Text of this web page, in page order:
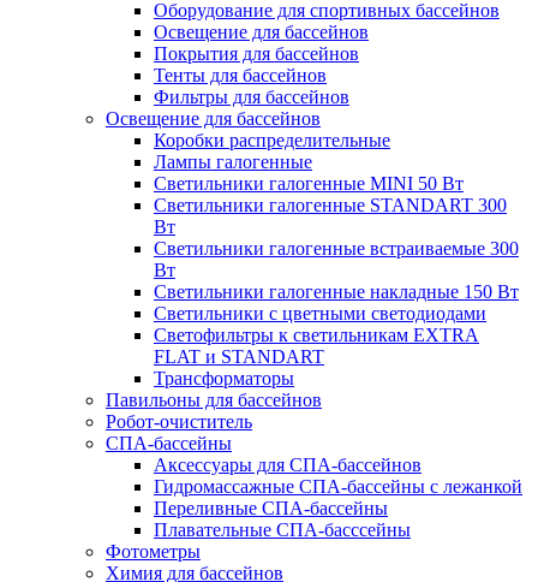
Оборудование для спортивных бассейнов
Освещение для бассейнов
Покрытия для бассейнов
Тенты для бассейнов
Фильтры для бассейнов
Освещение для бассейнов
Коробки распределительные
Лампы галогенные
Светильники галогенные MINI 50 Вт
Светильники галогенные STANDART 300
Вт
Светильники галогенные встраиваемые 300
Вт
Светильники галогенные накладные 150 Вт
Светильники с цветными светодиодами
Светофильтры к светильникам EXTRA
FLAT и STANDART
Трансформаторы
Павильоны для бассейнов
Робот-очиститель
СПА-бассейны
Аксессуары для СПА-бассейнов
Гидромассажные СПА-бассейны с лежанкой
Переливные СПА-бассейны
Плавательные СПА-басссейны
Фотометры
Химия для бассейнов